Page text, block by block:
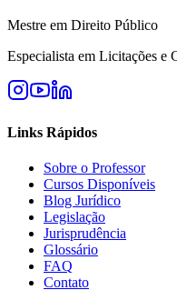
Mestre em Direito Público
Especialista em Licitações e
Links Rápidos
Sobre o Professor
Cursos Disponíveis
Blog Jurídico
Legislação
Jurisprudência
Glossário
FAQ
Contato